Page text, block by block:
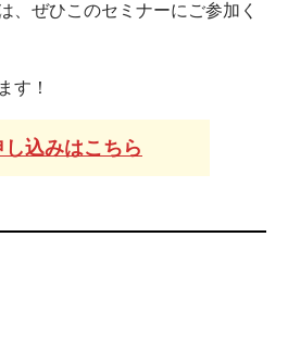
、ぜひこのセミナーにご参加く
す！
し込みはこちら